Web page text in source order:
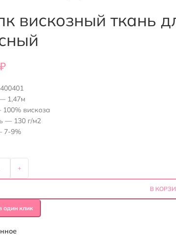
вискозный ткань
₽
400401
1,47м
вискоза
— 130 г/м2
7-9%
+
В
один клик